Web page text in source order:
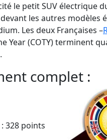
le petit SUV électrique
les autres modèles
Les deux Françaises –
Year(COTY)terminent
complet :
328 points